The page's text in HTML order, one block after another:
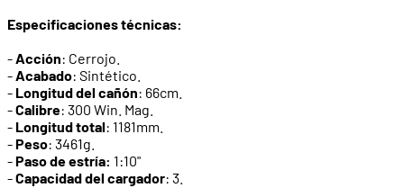
Especificaciones técnicas:
-Acción: Cerrojo.
-Acabado: Sintético.
- Longituddelcañón: 66cm.
-Calibre: 300 Win. Mag.
- Longitudtotal: 1181mm.
-Peso: 3461g.
-Pasodeestría: 1:10"
-Capacidaddelcargador: 3.